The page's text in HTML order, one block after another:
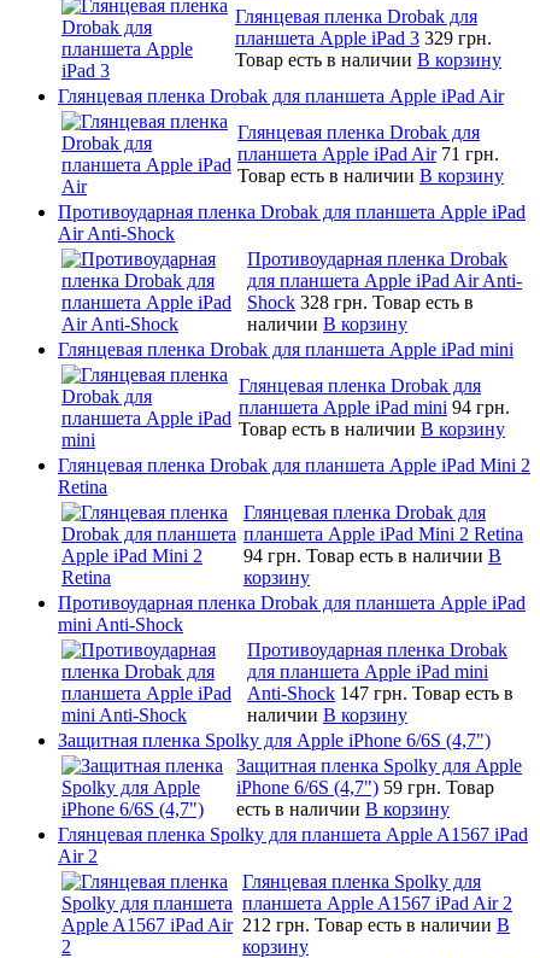
Глянцевая пленка Drobak для
планшета Apple iPad 3 329 грн.
Товар есть в наличии В корзину
Глянцевая пленка Drobak для планшета Apple iPad Air
Глянцевая пленка Drobak для
планшета Apple iPad Air 71 грн.
Товар есть в наличии В корзину
Противоударная пленка Drobak для планшета Apple iPad
Air Anti-Shock
Противоударная пленка Drobak
для планшета Apple iPad Air Anti-
Shock 328 грн. Товар есть в
наличии В корзину
Глянцевая пленка Drobak для планшета Apple iPad mini
Глянцевая пленка Drobak для
планшета Apple iPad mini 94 грн.
Товар есть в наличии В корзину
Глянцевая пленка Drobak для планшета Apple iPad Mini 2
Retina
Глянцевая пленка Drobak для
планшета Apple iPad Mini 2 Retina
94 грн. Товар есть в наличии В
корзину
Противоударная пленка Drobak для планшета Apple iPad
mini Anti-Shock
Противоударная пленка Drobak
для планшета Apple iPad mini
Anti-Shock 147 грн. Товар есть в
наличии В корзину
Защитная пленка Spolky для Apple iPhone 6/6S (4,7")
Защитная пленка Spolky для Apple
iPhone 6/6S (4,7") 59 грн. Товар
есть в наличии В корзину
Глянцевая пленка Spolky для планшета Apple A1567 iPad
Air 2
Глянцевая пленка Spolky для
планшета Apple A1567 iPad Air 2
212 грн. Товар есть в наличии В
корзину